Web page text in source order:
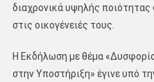
διαχρονικά υψηλής
στις οικογένειές τους.
Η Εκδήλωση με θέμα
στην Υποστήριξη» έγινε υπό